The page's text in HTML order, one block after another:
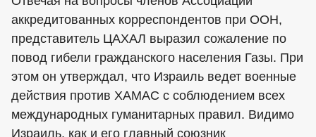
аккредитованных корреспондентов при ООН,
представитель ЦАХАЛ выразил сожаление по
повод гибели гражданского населения Газы. При
этом он утверждал, что Израиль ведет военные
действия против ХАМАС с соблюдением всех
международных гуманитарных правил. Видимо
Израиль, как и его главный союзник